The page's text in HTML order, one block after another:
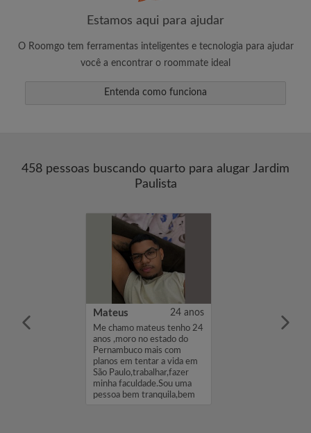
changes de encontrar um quarto
Estamos aqui para ajudar
O Roomgo tem ferramentas inteligentes e tecnologia para ajudar
você a encontrar o roommate ideal
Entenda como funciona
458 pessoas buscando quarto para alugar Jardim
Paulista
Kauê. Estou
Mateus 24 anos
Me chamo mateus tenho 24
anos ,moro no estado do
Pernambuco mais com
planos em tentar a vida em
São Paulo,trabalhar,fazer
minha faculdade.Sou uma
pessoa bem tranquila,bem